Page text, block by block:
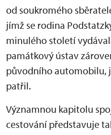
od soukromého
jímž se rodina
minulého století
památkový ústav
původního automobilu,
patřil.
Významnou kapitolu
cestování představuje